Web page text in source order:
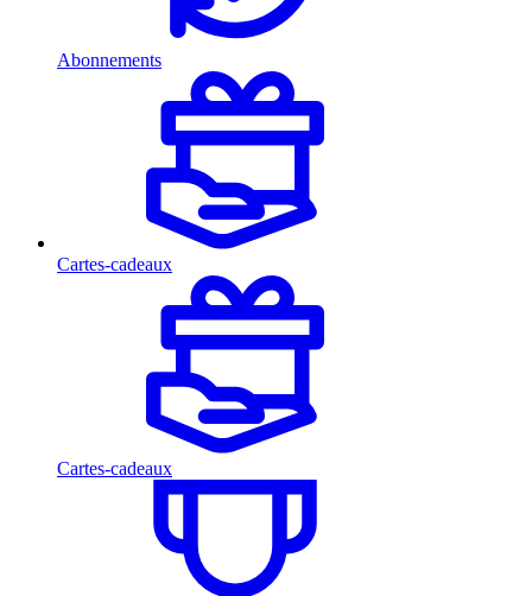
Abonnements
Cartes-cadeaux
Cartes-cadeaux